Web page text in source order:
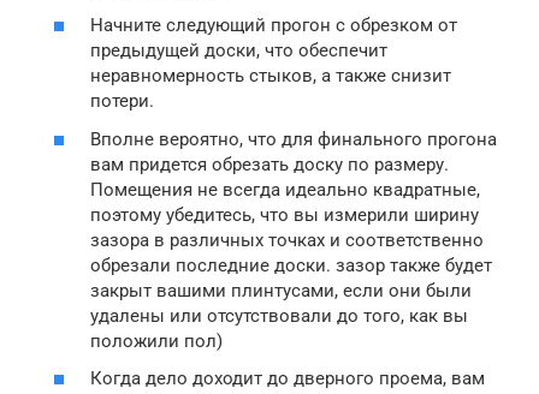
Начните следующий прогон с обрезком от
предыдущей доски, что обеспечит
неравномерность стыков, а также снизит
потери.
Вполне вероятно, что для финального прогона
вам придется обрезать доску по размеру.
Помещения не всегда идеально квадратные,
поэтому убедитесь, что вы измерили ширину
зазора в различных точках и соответственно
обрезали последние доски. зазор также будет
закрыт вашими плинтусами, если они были
удалены или отсутствовали до того, как вы
положили пол)
Когда дело доходит до дверного проема, вам